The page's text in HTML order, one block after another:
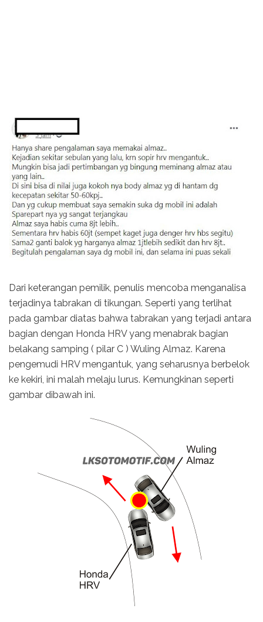
Dari keterangan pemilik, penulis mencoba menganalisa
terjadinya tabrakan di tikungan. Seperti yang terlihat
pada gambar diatas bahwa tabrakan yang terjadi antara
bagian dengan Honda HRV yang menabrak bagian
belakang samping ( pilar C ) Wuling Almaz. Karena
pengemudi HRV mengantuk, yang seharusnya berbelok
ke kekiri, ini malah melaju lurus. Kemungkinan seperti
gambar dibawah ini.